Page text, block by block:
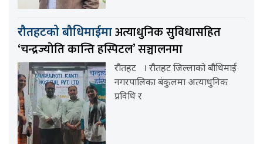
रौतहटको बौधिमाईमाअत्याधुनिक सुविधासहित
‘चन्द्रज्योति कान्ति हस्पिटल’ सञ्चालनमा
रौतहट । रौतहट जिल्लाको बौधिमाई
नगरपालिका बंकुलमा अत्याधुनिक
प्रविधि र